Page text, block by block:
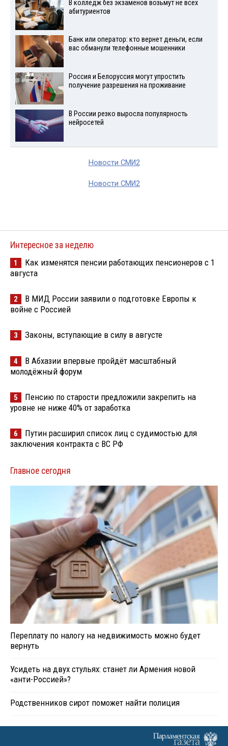
В колледж без экзаменов возьмут не всех
абитуриентов
Банк или оператор: кто вернет деньги, если
вас обманули телефонные мошенники
Россия и Белоруссия могут упростить
получение разрешения на проживание
В России резко выросла популярность
нейросетей
Новости СМИ2
Новости СМИ2
Интересное за неделю
1
Как изменятся пенсии работающих пенсионеров с 1
августа
2
В МИД России заявили о подготовке Европы к
войне с Россией
3 Законы, вступающие в силу в августе
4
В Абхазии впервые пройдёт масштабный
молодёжный форум
5
Пенсию по старости предложили закрепить на
уровне не ниже 40% от заработка
6
Путин расширил список лиц с судимостью для
заключения контракта с ВС РФ
Главное сегодня
Переплату по налогу на недвижимость можно будет
вернуть
Усидеть на двух стульях: станет ли Армения новой
«анти-Россией»?
Родственников сирот поможет найти полиция